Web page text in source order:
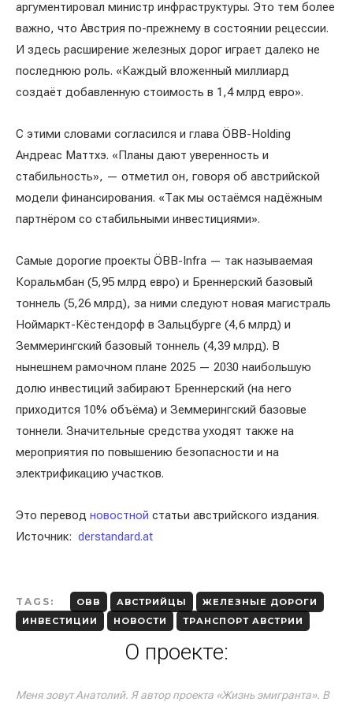
аргументировал министр инфраструктуры. Это тем более
важно, что Австрия по-прежнему в состоянии рецессии.
И здесь расширение железных дорог играет далеко не
последнюю роль. «Каждый вложенный миллиард
создаёт добавленную стоимость в 1,4 млрд евро».
С этими словами согласился и глава ÖBB-Holding
Андреас Маттхэ. «Планы дают уверенность и
стабильность», — отметил он, говоря об австрийской
модели финансирования. «Так мы остаёмся надёжным
партнёром со стабильными инвестициями».
Самые дорогие проекты ÖBB-Infra — так называемая
Коральмбан (5,95 млрд евро) и Бреннерский базовый
тоннель (5,26 млрд), за ними следуют новая магистраль
Ноймаркт-Кёстендорф в Зальцбурге (4,6 млрд) и
Земмерингский базовый тоннель (4,39 млрд). В
нынешнем рамочном плане 2025 — 2030 наибольшую
долю инвестиций забирают Бреннерский (на него
приходится 10% объёма) и Земмерингский базовые
тоннели. Значительные средства уходят также на
мероприятия по повышению безопасности и на
электрификацию участков.
Это перевод новостной статьи австрийского издания.
Источник: derstandard.at
TAGS: OBB АВСТРИЙЦЫ
ЖЕЛЕЗНЫЕ ДОРОГИ
ИНВЕСТИЦИИ
НОВОСТИ ТРАНСПОРТ АВСТРИИ
О проекте:
Меня зовут Анатолий. Я автор проекта «Жизнь эмигранта». В